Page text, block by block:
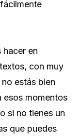
hacer en
con muy
estás bien
esos momentos
si no tienes un
que puedes